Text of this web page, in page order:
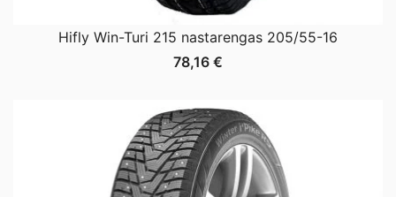
Hifly Win-Turi 215 nastarengas 205/55-16
78,16 €